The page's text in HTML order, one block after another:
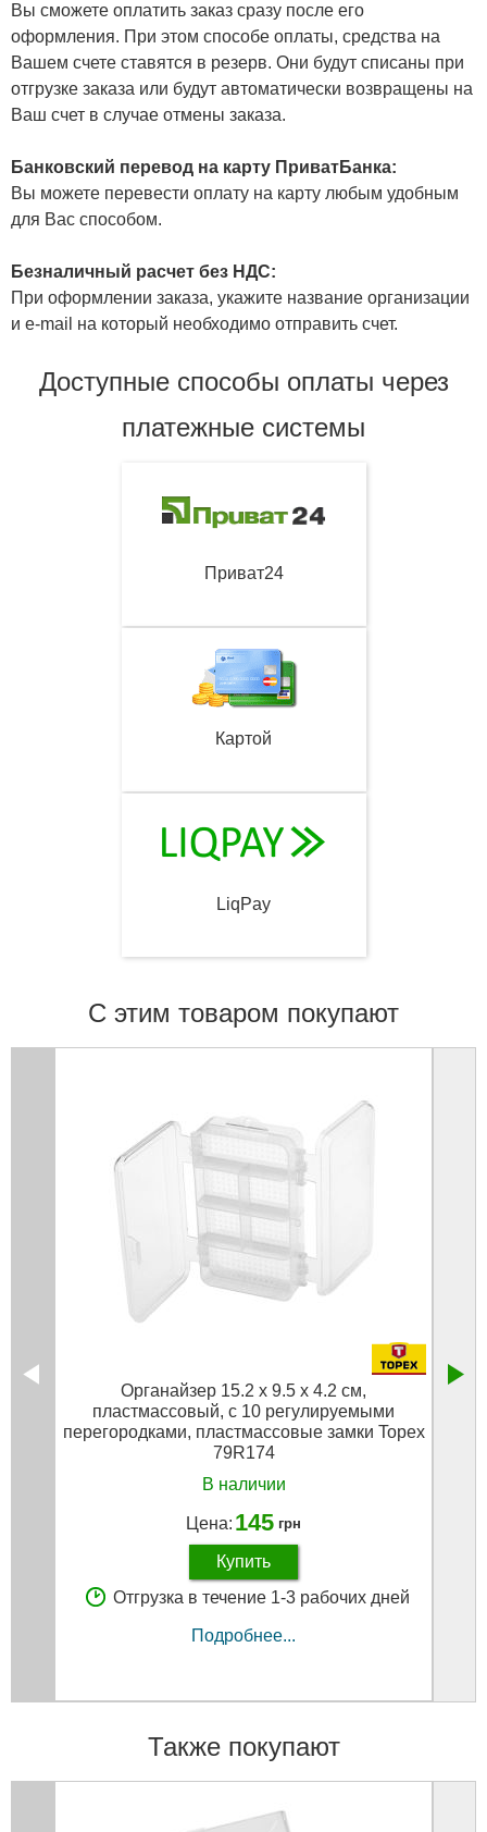
Вы сможете оплатить заказ сразу после его
оформления. При этом способе оплаты, средства на
Вашем счете ставятся в резерв. Они будут списаны при
отгрузке заказа или будут автоматически возвращены на
Ваш счет в случае отмены заказа.
Банковский перевод на карту ПриватБанка:
Вы можете перевести оплату на карту любым удобным
для Вас способом.
Безналичный расчет без НДС:
При оформлении заказа, укажите название организации
и e-mail на который необходимо отправить счет.
Доступные способы оплаты через
платежные системы
Приват24
Картой
LiqPay
С этим товаром покупают
Органайзер 15.2 x 9.5 x 4.2 см,
пластмассовый, с 10 регулируемыми
перегородками, пластмассовые замки Topex
79R174
В наличии
Цена: 145 грн
Купить
Отгрузка в течение 1-3 рабочих дней
Подробнее...
Также покупают